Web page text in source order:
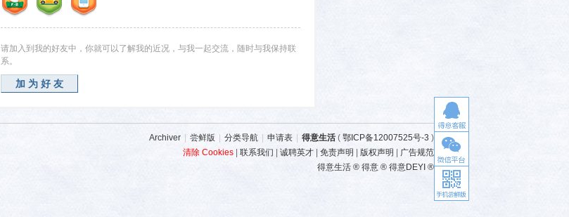
请加入到我的好友中，你就可以了解我的近况，与我一起交流，随时与我保持联
系。
加为好友
Archiver 尝鲜版 分类导航 申请表 得意生活 ( 鄂ICP备12007525号-3 )
清除 Cookies
联系我们 诚聘英才 免责声明 版权声明
广告规范
得意生活 ® 得意 ® 得意DEYI ®